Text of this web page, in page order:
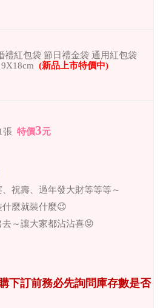
禮紅包袋 節日禮金袋 通用紅包袋
(新品上市特價中)
張 特價3元
祝壽、過年發大財等等等～
什麼就裝什麼😉
～讓大家都沾沾喜😝
下訂前務必先詢問庫存數是否